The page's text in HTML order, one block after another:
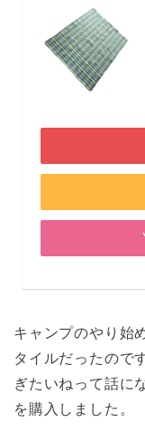
キャンプのやり始
タイルだったので
ぎたいねって話に
を購入しました。